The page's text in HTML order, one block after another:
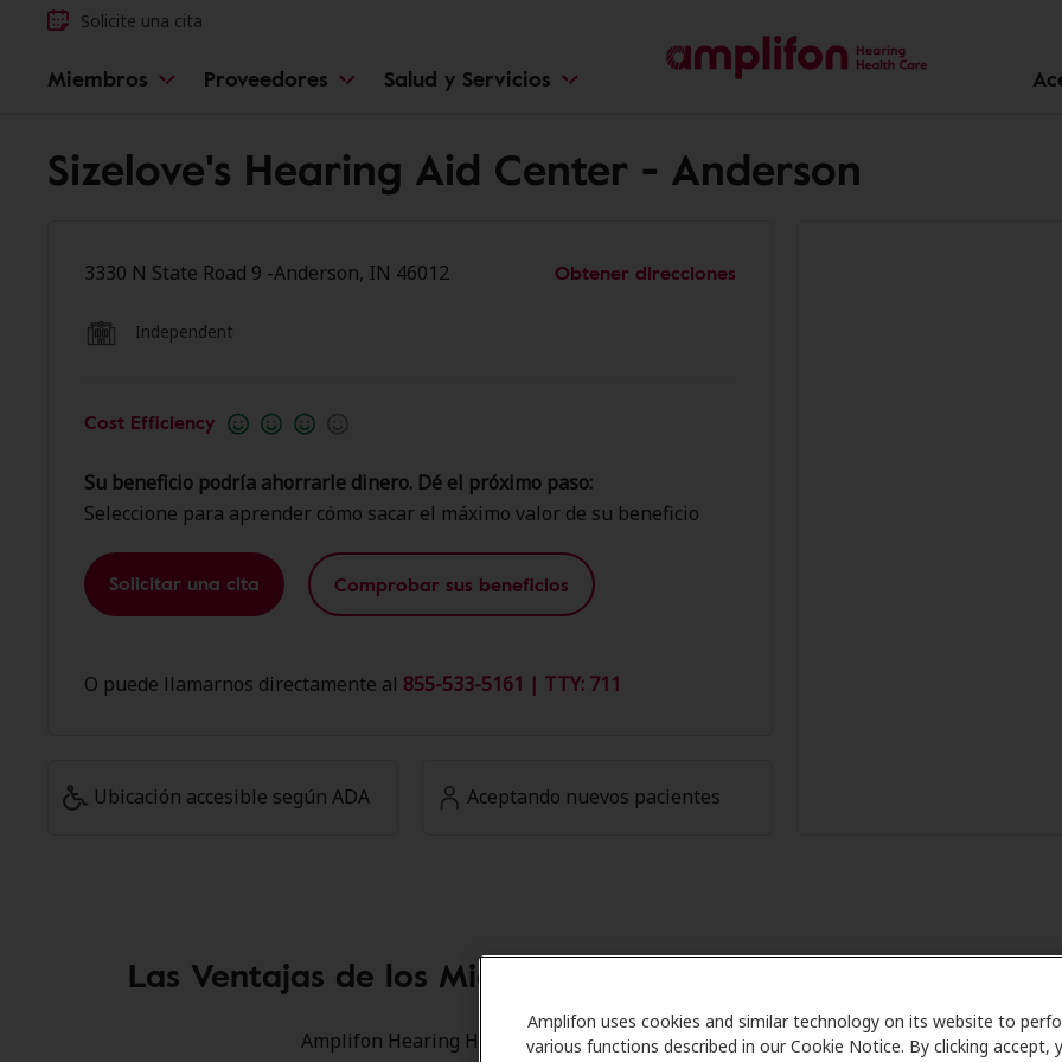
Amplifon uses cookies and similar technology on its website to
various functions described in our Cookie Notice. By clicking accept,
Solicite una cita
Miembros Proveedores Salud y Servicios
Sizelove's Hearing Aid Center - Anderson
3330 N State Road 9 -Anderson, IN 46012 Obtener direcciones
Independent
Cost Efficiency
Su beneficio podría ahorrarle dinero. Dé el próximo paso:
Seleccione para aprender cómo sacar el máximo valor de su beneficio
Solicitar una cita Comprobar sus beneficios
O puede llamarnos directamente al 855-533-5161 | TTY: 711
Ubicación accesible según ADA Aceptando nuevos pacientes
Las Ventajas de los Miembros de Amplifon en Sizelove's
Amplifon Hearing Health Care se asocia con muchos planes de beneficios y clínicas